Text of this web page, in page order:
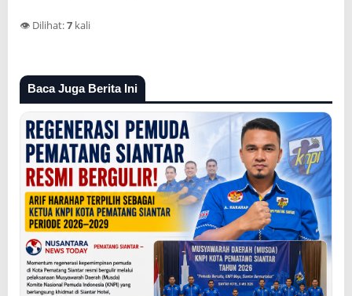
👁️ Dilihat:7 kali
Baca Juga Berita Ini